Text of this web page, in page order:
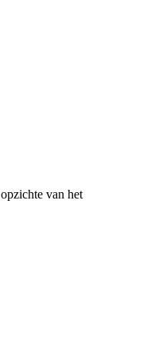
van het